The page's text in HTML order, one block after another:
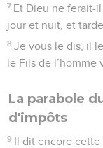
7 Et Dieu ne ferait-
jour et nuit, et
8 Je vous le dis, il
le Fils de l’homme
La parabole
d'impôts
9 Il dit encore cette